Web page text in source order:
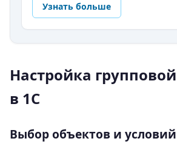
Узнать больше
Настройка
в 1С
Выбор объектов и